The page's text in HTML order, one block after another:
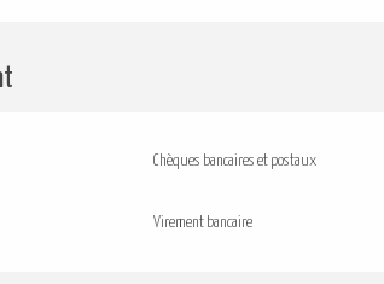
Chèques bancaires et postaux
Virement bancaire